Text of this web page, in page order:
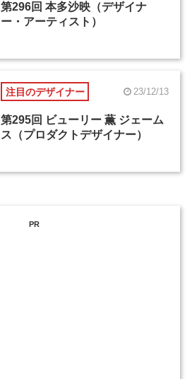
第296回 本多沙映（デザイナ
ー・アーティスト）
注目のデザイナー 23/12/13
第295回 ビューリー 薫 ジェーム
ス（プロダクトデザイナー）
PR